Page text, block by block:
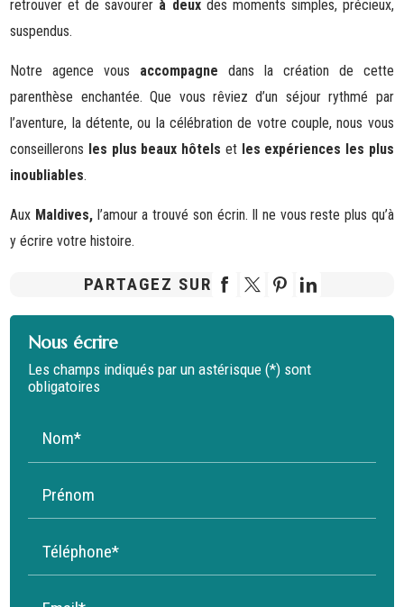
retrouver et de savourer à deuxdes moments simples, précieux,
suspendus.
Notre agence vous accompagne dans la création de cette
parenthèse enchantée. Que vous rêviez d’un séjour rythmé par
l’aventure, la détente, ou la célébration de votre couple, nous vous
conseillerons les plus beaux hôtels et les expériences les plus
inoubliables.
Aux Maldives,l’amour a trouvé son écrin. Il ne vous reste plus qu’à
y écrire votre histoire.
PARTAGEZ SUR
Nous écrire
Les champs indiqués par un astérisque (*) sont
obligatoires
Nom*
Prénom
Téléphone*